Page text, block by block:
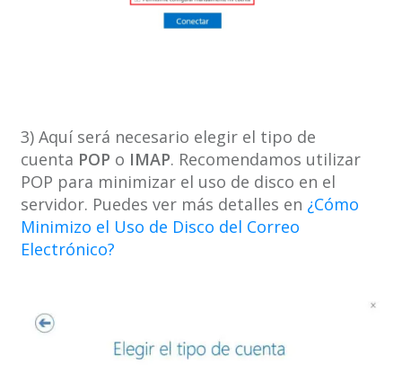
3) Aquí será necesario elegir el tipo de
cuenta POP o IMAP. Recomendamos utilizar
POP para minimizar el uso de disco en el
servidor. Puedes ver más detalles en ¿Cómo
Minimizo el Uso de Disco del Correo
Electrónico?